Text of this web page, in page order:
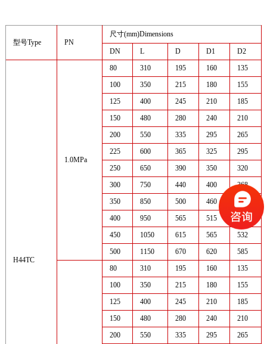
型号Type PN
尺寸(mm)Dimensions
DN L D D1 D2
H44TC
1.0MPa
80 310 195 160
135
100
350 215 180
155
125
400 245 210
185
150
480 280 240
210
200
550 335 295
265
225
600 365 325
295
250
650 390 350
320
300
750 440 400
368
350
850 500 460
428
400
950 565 515
482
450
1050 615 565
532
500
1150 670 620 585
80 310 195 160
135
100
350 215 180
155
125
400 245 210
185
150
480 280 240
210
200
550 335 295
265